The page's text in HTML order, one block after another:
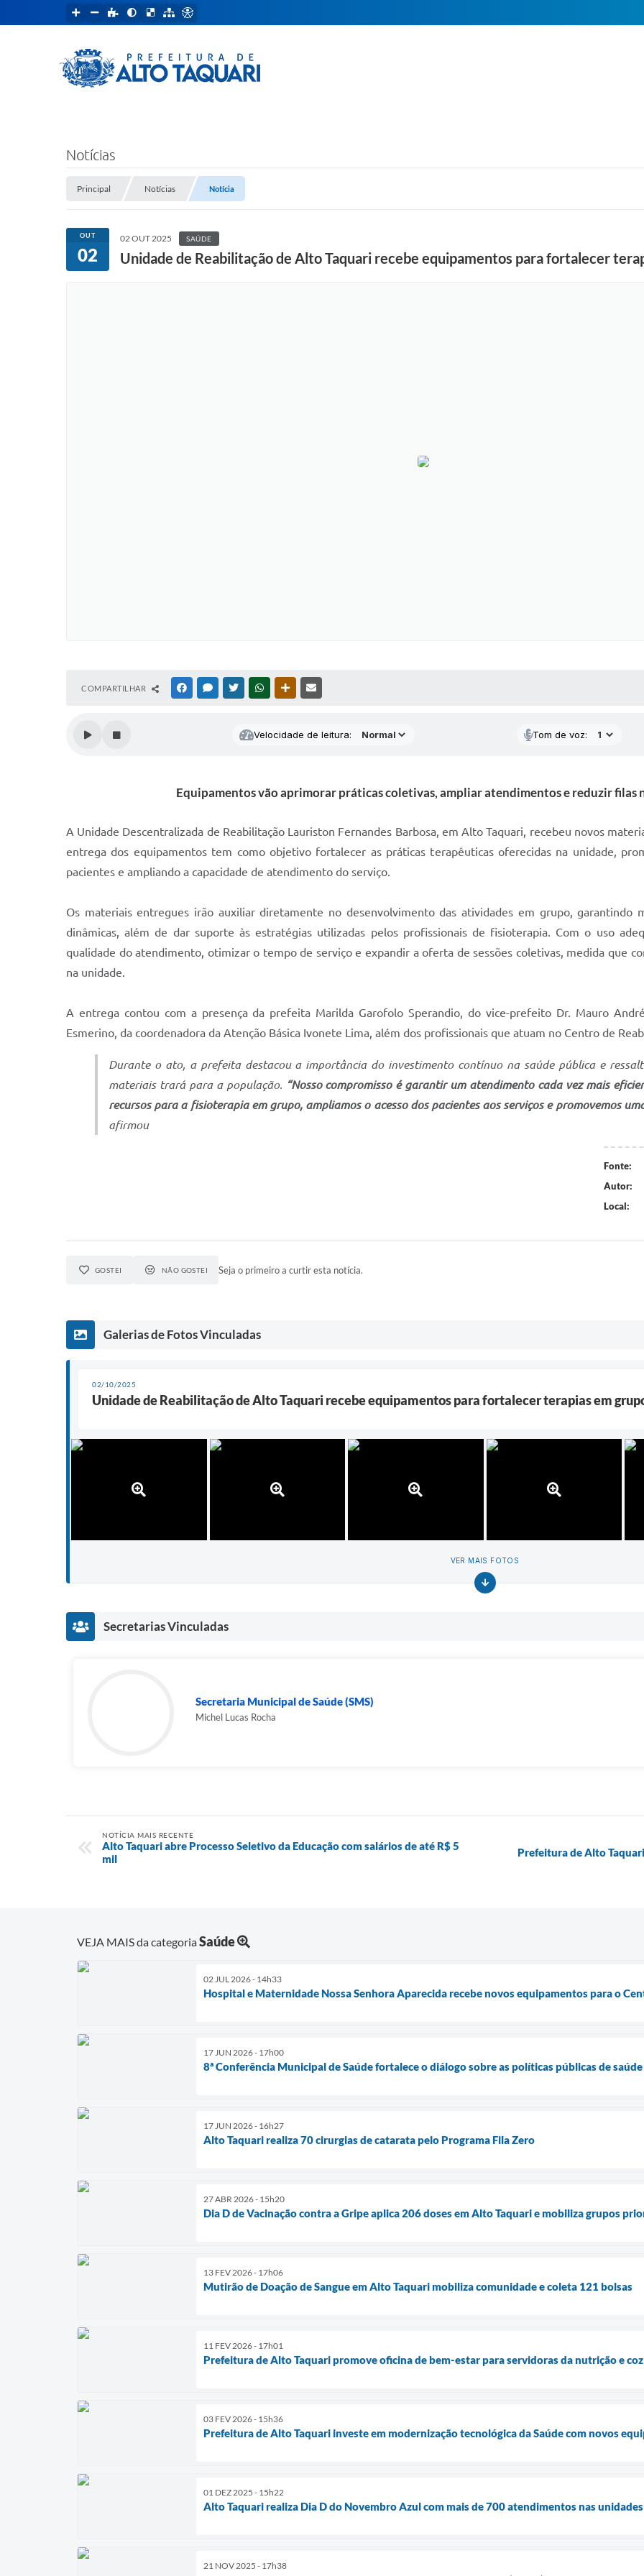
Notícias
Principal Notícias Notícia
OUT
02
02 OUT 2025 SAÚDE
Unidade de Reabilitação de Alto Taquari recebe equipamentos para fortalecer
COMPARTILHAR FACEBOOKMESSENGER
TWITTERWHATSAPPOUTRAS MÍDIAS
Velocidade de leitura: Tom de voz:
Equipamentos vão aprimorar práticas coletivas, ampliar atendimentos e reduzir filas
A Unidade Descentralizada de Reabilitação Lauriston Fernandes Barbosa, em Alto Taquari, recebeu novos
entrega dos equipamentos tem como objetivo fortalecer as práticas terapêuticas oferecidas na unidade,
pacientes e ampliando a capacidade de atendimento do serviço.
Os materiais entregues irão auxiliar diretamente no desenvolvimento das atividades em grupo, garantindo
dinâmicas, além de dar suporte às estratégias utilizadas pelos profissionais de fisioterapia. Com o uso
qualidade do atendimento, otimizar o tempo de serviço e expandir a oferta de sessões coletivas, medida que
na unidade.
A entrega contou com a presença da prefeita Marilda Garofolo Sperandio, do vice-prefeito Dr. Mauro
Esmerino, da coordenadora da Atenção Básica Ivonete Lima, além dos profissionais que atuam no Centro de
Durante o ato, a prefeita destacou a importância do investimento contínuo na saúde pública e
materiais trará para a população. “Nosso compromisso é garantir um atendimento cada vez mais
recursos para a fisioterapia em grupo, ampliamos o acesso dos pacientes aos serviços e promovemos
afirmou
Fonte:
Autor:
Local:
GOSTEI NÃO GOSTEI Seja o primeiro a curtir esta notícia.
Galerias de Fotos Vinculadas
02/10/2025
Unidade de Reabilitação de Alto Taquari recebe equipamentos para fortalecer terapias em
VER MAIS FOTOS
Secretarias Vinculadas
Secretaria Municipal de Saúde (SMS)
Michel Lucas Rocha
NOTÍCIA MAIS RECENTE
Alto Taquari abre Processo Seletivo da Educação com salários de até R$ 5
mil
Prefeitura de Alto
VEJA MAIS da categoriaSaúde
02 JUL 2026 - 14h33
Hospital e Maternidade Nossa Senhora Aparecida recebe novos equipamentos para o
17 JUN 2026 - 17h00
8ª Conferência Municipal de Saúde fortalece o diálogo sobre as políticas públicas de saúde
17 JUN 2026 - 16h27
Alto Taquari realiza 70 cirurgias de catarata pelo Programa Fila Zero
27 ABR 2026 - 15h20
Dia D de Vacinação contra a Gripe aplica 206 doses em Alto Taquari e mobiliza grupos
13 FEV 2026 - 17h06
Mutirão de Doação de Sangue em Alto Taquari mobiliza comunidade e coleta 121 bolsas
11 FEV 2026 - 17h01
Prefeitura de Alto Taquari promove oficina de bem-estar para servidoras da nutrição e
03 FEV 2026 - 15h36
Prefeitura de Alto Taquari investe em modernização tecnológica da Saúde com novos
01 DEZ 2025 - 15h22
Alto Taquari realiza Dia D do Novembro Azul com mais de 700 atendimentos nas
21 NOV 2025 - 17h38